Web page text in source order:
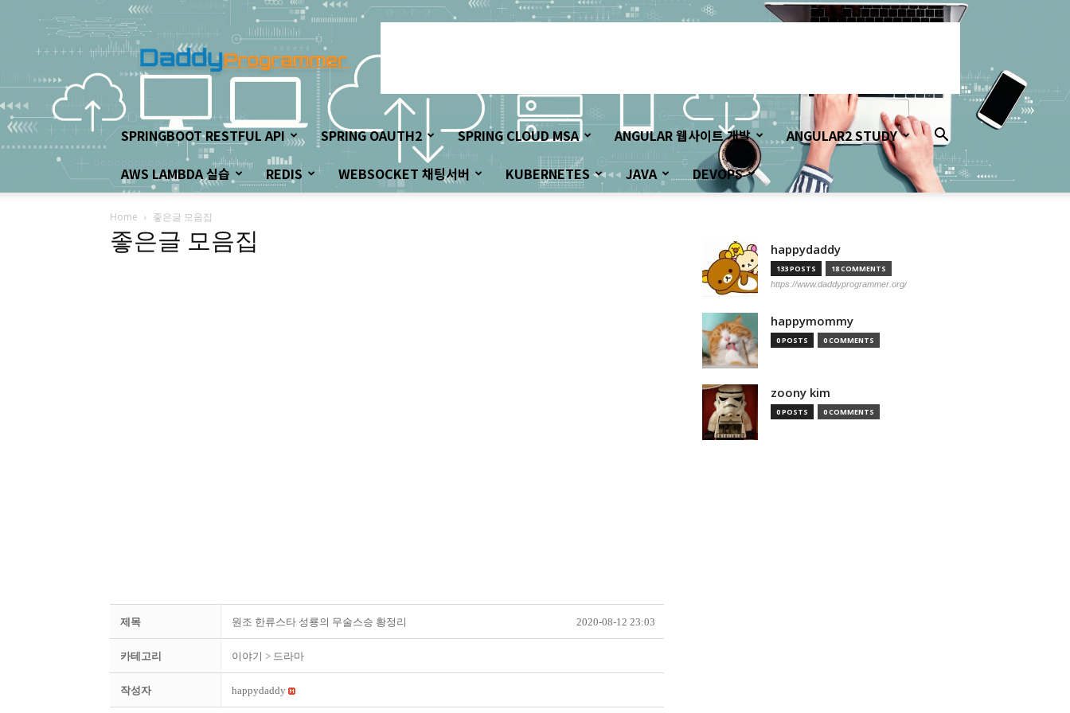
아
프
로
머
의
좌
충
우
개
발
SPRINGBOOT RESTFUL API SPRING OAUTH2 SPRING CLOUD MSA ANGULAR 웹사이트 개발
ANGULAR2 STUDY
AWS LAMBDA 실습
REDIS WEBSOCKET 채팅서버 KUBERNETES JAVA DEVOPS
Home 좋은글 모음집
좋은글 모음집
제목 원조 한류스타 성룡의 무술스승 황정리 2020-08-12 23:03
카테고리 이야기 > 드라마
작성자 happydaddy
happydaddy
133 POSTS 18 COMMENTS
https://www.daddyprogrammer.org/
happymommy
0 POSTS 0 COMMENTS
zoony kim
0 POSTS 0 COMMENTS